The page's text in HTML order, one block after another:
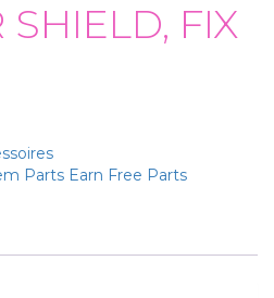
SHIELD, FIX
Parts Earn Free Parts